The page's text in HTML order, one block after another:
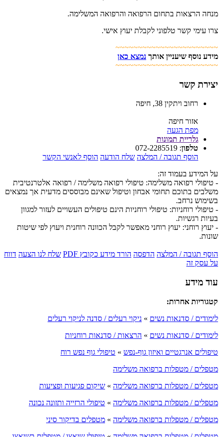
מנחה הרצאות בתחום הרפואה והרפואה המשלימה.
צרו עימי קשר טלפוני לקבלת יעוץ אישי.
~~~~~~~~~~~~~~~~~~~~~~~
מידע נוסף שיעניין אותך נמצא כאן
~~~~~~~~~~~~~~~~~~~~~~~
יצירת קשר
רחוב ויתקין 38, חיפה
אזור חיפה
מפת הגעה
גלריית תמונות
טלפון:
072-2285519
הוסף תגובה / המלצה שלח הודעה הוסף לאנשי הקשר
על המידע בעמוד זה:
- טיפולי רפואה משלימה: טיפולי רפואה משלימה / רפואה אלטרנטיבית
משלבים בתוכם תחומי אבחון וטיפול שאינם מבוססים מדעית אך נמצאים
בשימוש נרחב.
- טיפולי רוחניות: טיפולי רוחניות הינם טיפולים העשויים לעזור למגוון
בעיות רגשיות.
- יעוץ רוחני: יעוץ רוחני מאפשר לקבל הכוונה רוחנית ויעוץ לפי שיטות
שונות.
הוסף תגובה / המלצה הדפסה הורד מידע כקובץ PDF שלח לנו הצעה דווח
על עסק זה
עוד מידע
קטגוריות אחרות:
לימודים / סדנאות נשים » ניקוי רעלים / סדנה לניקוי רעלים
לימודים / סדנאות נשים » הרצאות / סדנאות רוחניות
טיפולים אנרגטיים ואיזון גוף-נפש » טיפולי גוף נפש רוח
מטפלים / מטפלות ברפואה משלימה
מטפלים / מטפלות ברפואה משלימה » שיקום פגיעות ופציעות
מטפלים / מטפלות ברפואה משלימה » טיפולי הרזייה ותזונה נכונה
מטפלים / מטפלות ברפואה משלימה » מטפלים בדיקור סיני